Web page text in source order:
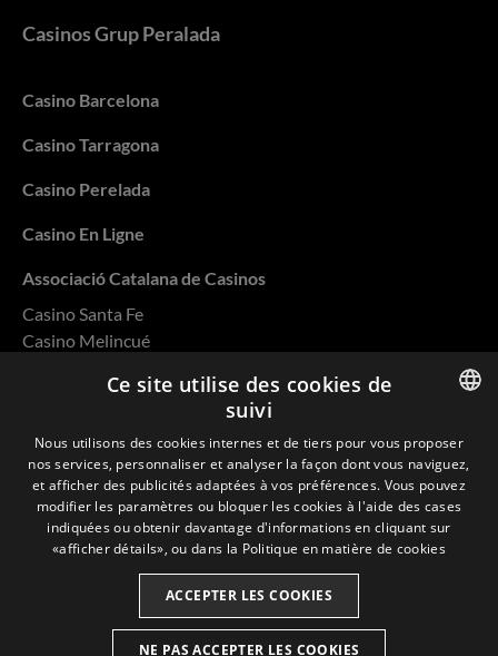
Casinos Grup Peralada
Casino Barcelona
Casino Tarragona
Casino Perelada
Casino En Ligne
Associació Catalana de Casinos
Casino Santa Fe
Casino Melincué
Casino Rivera
Politique de confidentialité
Politique de Qualité et d'Environnement
ENGLISH
SPANISH
CATALAN
FRENCH
Ce site utilise des cookies de
suivi
Nous utilisons des cookies internes et de tiers pour vous proposer
nos services, personnaliser et analyser la façon dont vous naviguez,
et afficher des publicités adaptées à vos préférences. Vous pouvez
modifier les paramètres ou bloquer les cookies à l'aide des cases
indiquées ou obtenir davantage d'informations en cliquant sur
«afficher détails», ou dans la Politique en matière de cookies
ACCEPTER LES COOKIES
NE PAS ACCEPTER LES COOKIES